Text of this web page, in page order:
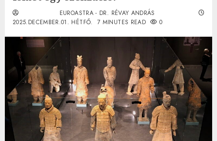
EUROASTRA - DR. RÉVAY ANDRÁS
2025.DECEMBER.01. HÉTFŐ.
7 MINUTES READ 0